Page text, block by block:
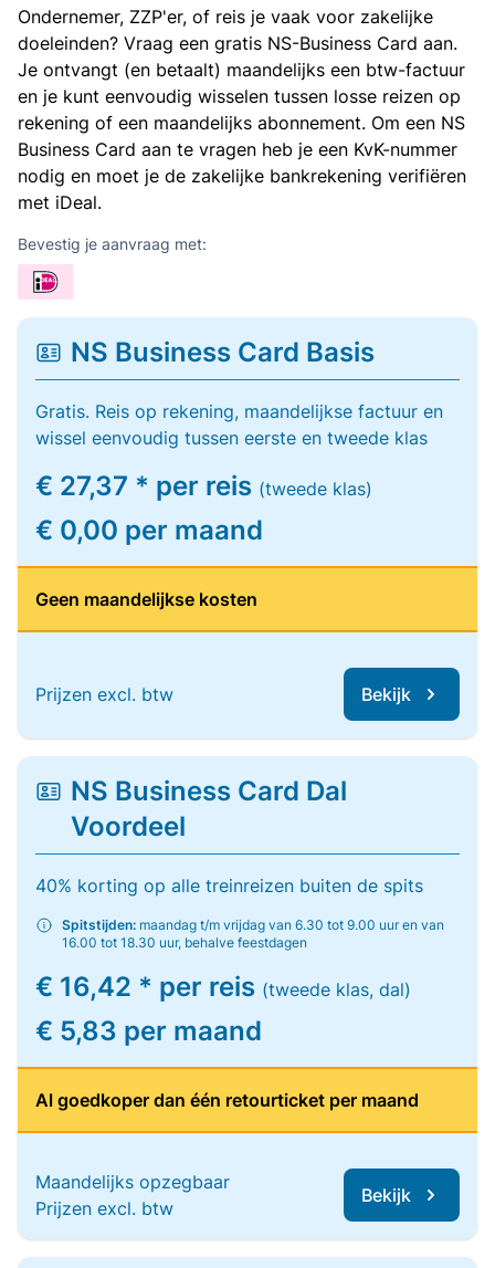
Ondernemer, ZZP'er, of reis je vaak voor zakelijke
doeleinden? Vraag een gratis NS-Business Card aan.
Je ontvangt (en betaalt) maandelijks een btw-factuur
en je kunt eenvoudig wisselen tussen losse reizen op
rekening of een maandelijks abonnement. Om een NS
Business Card aan te vragen heb je een KvK-nummer
nodig en moet je de zakelijke bankrekening verifiëren
met iDeal.
Bevestig je aanvraag met:
NS Business Card Basis
Gratis. Reis op rekening, maandelijkse factuur en
wissel eenvoudig tussen eerste en tweede klas
€ 27,37 * per reis (tweede klas)
€ 0,00 per maand
Geen maandelijkse kosten
Prijzen excl. btw Bekijk
NS Business Card Dal
Voordeel
40% korting op alle treinreizen buiten de spits
Spitstijden: maandag t/m vrijdag van 6.30 tot 9.00 uur en van
16.00 tot 18.30 uur, behalve feestdagen
€ 16,42 * per reis (tweede klas, dal)
€ 5,83 per maand
Al goedkoper dan één retourticket per maand
Maandelijks opzegbaar
Prijzen excl. btw
Bekijk